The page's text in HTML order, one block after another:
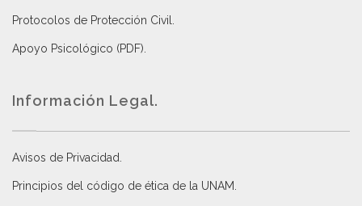
Protocolos de Protección Civil
Apoyo Psicológico (PDF)
Información Legal.
Avisos de Privacidad
Principios del código de ética de la UNAM